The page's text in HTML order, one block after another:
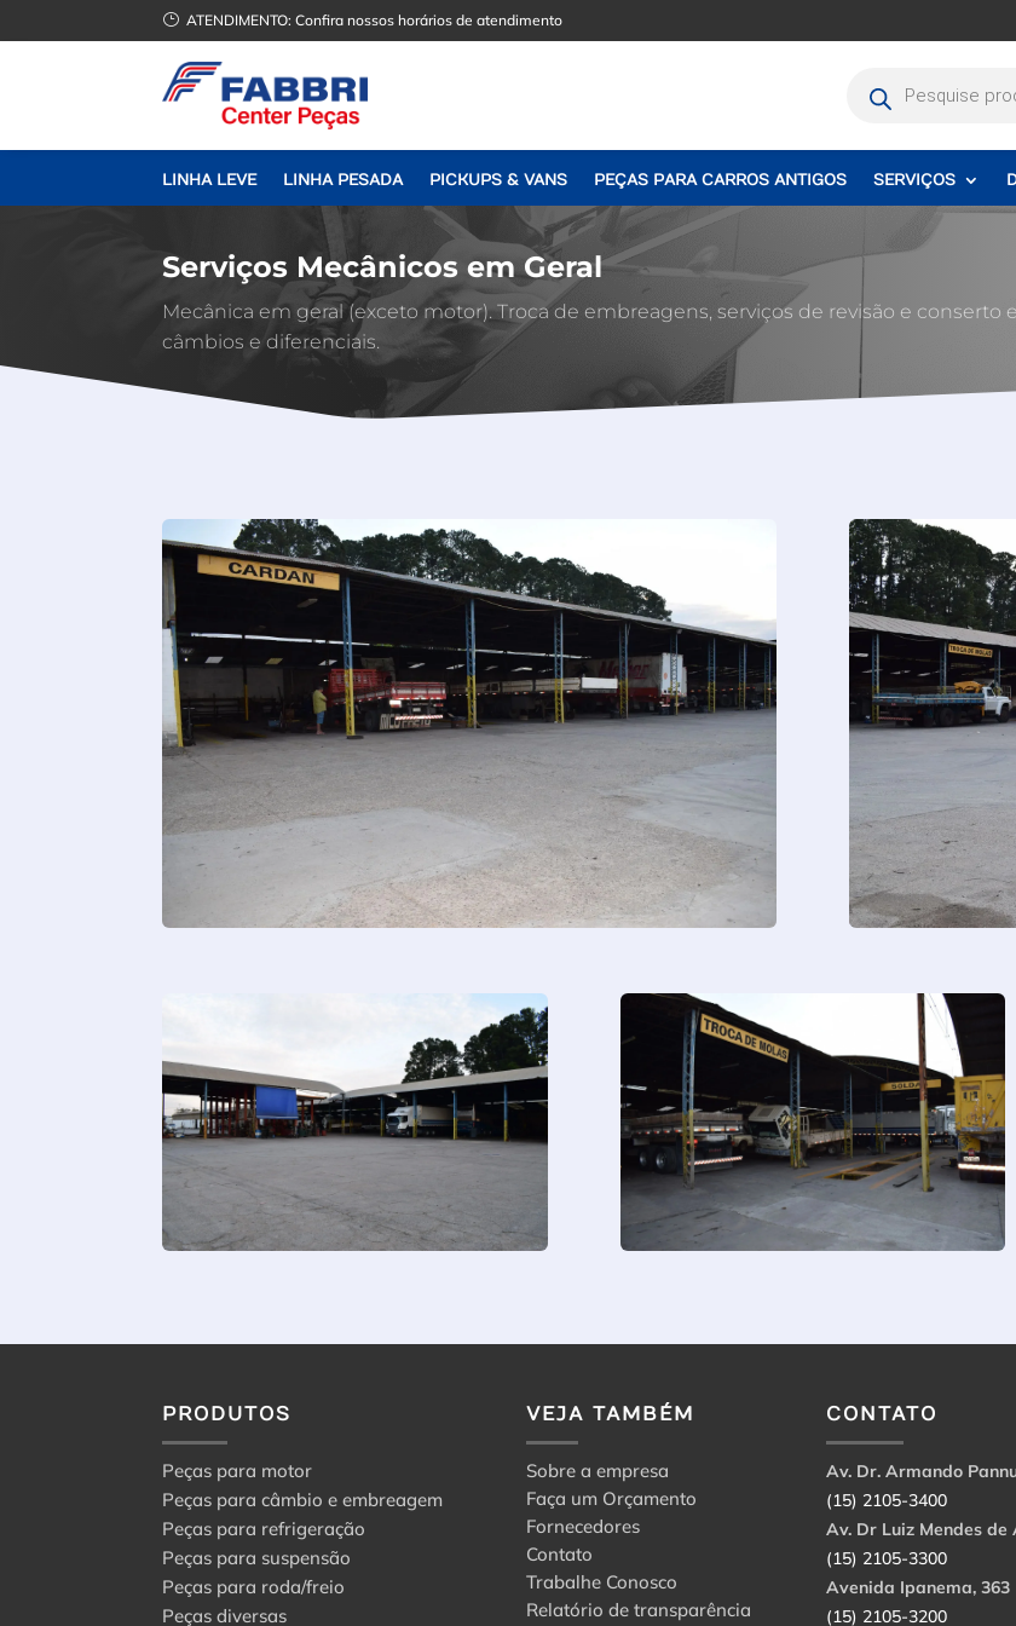
} ATENDIMENTO:Confira nossos horários de atendimento
produtos
LINHA LEVE LINHA PESADA PICKUPS & VANS PEÇAS PARA CARROS ANTIGOS SERVIÇOS
Serviços Mecânicos em Geral
Mecânica em geral (exceto motor). Troca de embreagens, serviços de revisão e conserto
câmbios e diferenciais.
PRODUTOS
Peças para motor
Peças para câmbio e embreagem
Peças para refrigeração
Peças para suspensão
Peças para roda/freio
Peças diversas
VEJA TAMBÉM
Sobre a empresa
Faça um Orçamento
Fornecedores
Contato
Trabalhe Conosco
Relatório de transparência
CONTATO
Av. Dr. Armando
(15) 2105-3400
Av. Dr Luiz Mendes de
(15) 2105-3300
Avenida Ipanema, 363
(15) 2105-3200